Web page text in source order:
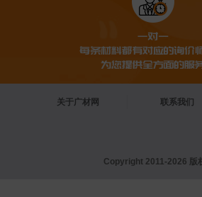
关于广材网 联系我们
Copyright 2011-2026 版